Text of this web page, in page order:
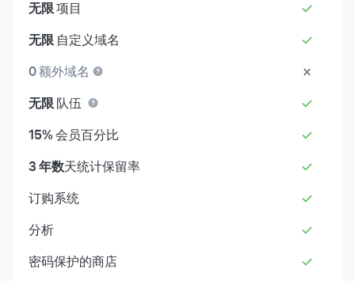
无限项目
无限 自定义域名
0额外域名
无限 队伍
15% 会员百分比
3 年数天统计保留率
订购系统
分析
密码保护的商店